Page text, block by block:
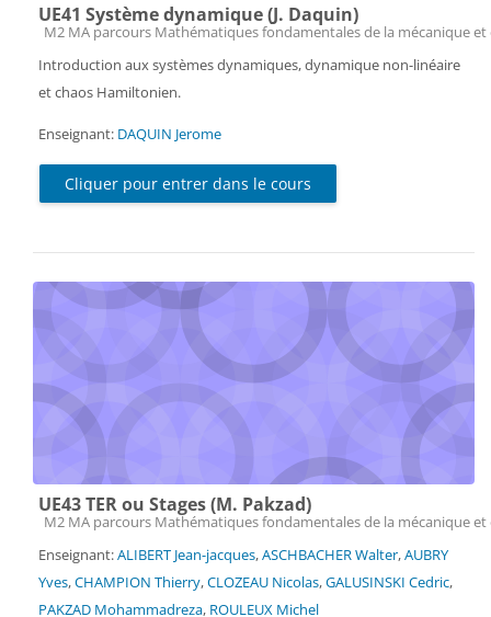
UE41 Système dynamique (J. Daquin)
Catégorie de cours
M2 MA parcours Mathématiques fondamentales de la mécanique
Introduction aux systèmes dynamiques, dynamique non-linéaire
et chaos Hamiltonien.
Enseignant: DAQUIN Jerome
Cliquer pour entrer dans le cours
UE43 TER ou Stages (M. Pakzad)
Catégorie de cours
M2 MA parcours Mathématiques fondamentales de la mécanique
Enseignant:ALIBERT Jean-jacques,ASCHBACHER Walter,AUBRY
Yves,CHAMPION Thierry,CLOZEAU Nicolas,GALUSINSKI Cedric,
PAKZAD Mohammadreza, ROULEUX Michel